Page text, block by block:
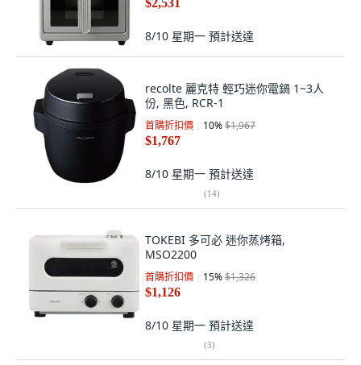
$2,531
8/10 星期一 預計送達
recolte 麗克特 輕巧迷你電鍋 1~3人
份, 黑色, RCR-1
首購折扣價 10%$1,967
$1,767
8/10 星期一 預計送達
(14)
TOKEBI 多可必 迷你蒸烤箱,
MSO2200
首購折扣價 15%$1,326
$1,126
8/10 星期一 預計送達
(3)